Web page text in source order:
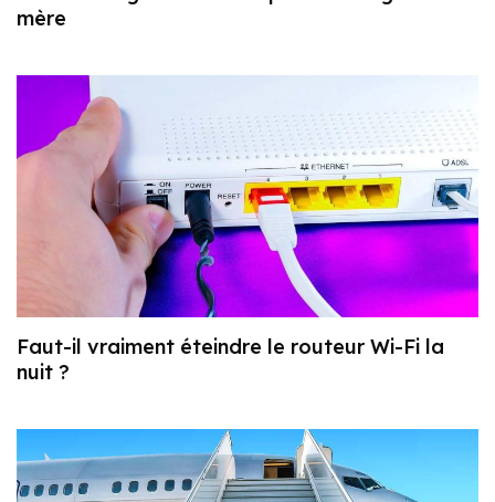
mère
Faut-il vraiment éteindre le routeur Wi-Fi la
nuit ?